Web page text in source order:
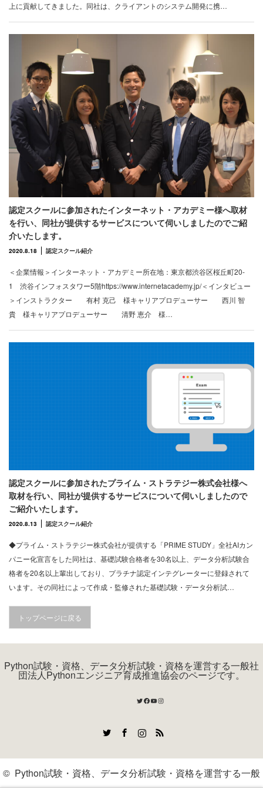
上に貢献してきました。同社は、クライアントのシステム開発に携…
認定スクールに参加されたインターネット・アカデミー様へ取材
を行い、同社が提供するサービスについて伺いしましたのでご紹
介いたします。
2020.8.18 認定スクール紹介
＜企業情報＞インターネット・アカデミー所在地：東京都渋谷区桜丘町20-
1 渋谷インフォスタワー5階https://www.internetacademy.jp/＜インタビュー
＞インストラクター 有村 克己 様キャリアプロデューサー 西川 智
貴 様キャリアプロデューサー 清野 恵介 様…
認定スクールに参加されたプライム・ストラテジー株式会社様へ
取材を行い、同社が提供するサービスについて伺いしましたので
ご紹介いたします。
2020.8.13 認定スクール紹介
◆プライム・ストラテジー株式会社が提供する「PRIME STUDY」全社AIカン
パニー化宣言をした同社は、基礎試験合格者を30名以上、データ分析試験合
格者を20名以上輩出しており、プラチナ認定インテグレーターに登録されて
います。その同社によって作成・監修された基礎試験・データ分析試…
トップページに戻る
Python試験・資格、データ分析試験・資格を運営する一般社
団法人Pythonエンジニア育成推進協会のページです。
Twitter
Facebook
YouTube
Instagram
RSS
© Python試験・資格、データ分析試験・資格を運営する一般